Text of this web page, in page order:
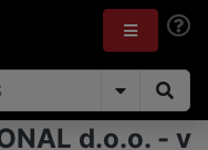
d.o.o. - v